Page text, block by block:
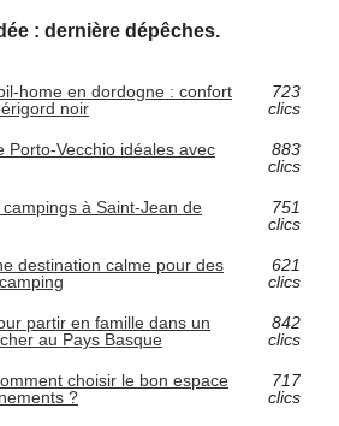
: dernière dépêches.
home en dordogne : confort
noir
723
clics
Porto-Vecchio idéales avec
883
clics
à Saint-Jean de
751
clics
destination calme pour des
621
clics
partir en famille dans un
au Pays Basque
842
clics
choisir le bon espace
?
717
clics